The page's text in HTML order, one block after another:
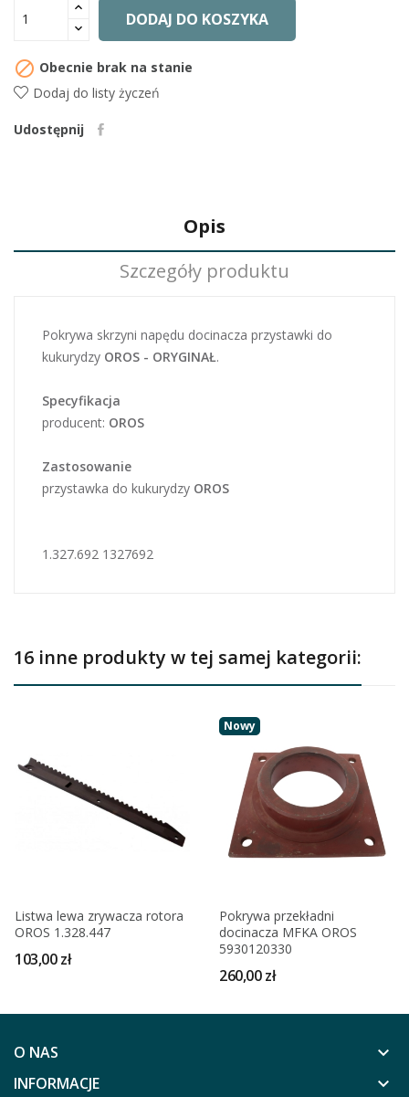
DODAJ DO KOSZYKA
 Obecnie brak na stanie
Dodaj do listy życzeń
Udostępnij
Opis
Szczegóły produktu
Pokrywa skrzyni napędu docinacza przystawki do
kukurydzy OROS - ORYGINAŁ.
Specyfikacja
producent: OROS
Zastosowanie
przystawka do kukurydzy OROS
1.327.692 1327692
16 inne produkty w tej samej kategorii:
Listwa lewa zrywacza rotora
OROS 1.328.447
103,00 zł
Nowy
Pokrywa przekładni
docinacza MFKA OROS
5930120330
260,00 zł
O NAS keyboard_arrow_down
INFORMACJE keyboard_arrow_down